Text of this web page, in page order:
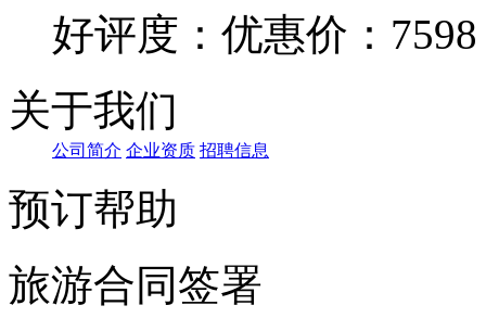
好评度： 优惠价：7598
关于我们
公司简介 企业资质 招聘信息
预订帮助
旅游合同签署